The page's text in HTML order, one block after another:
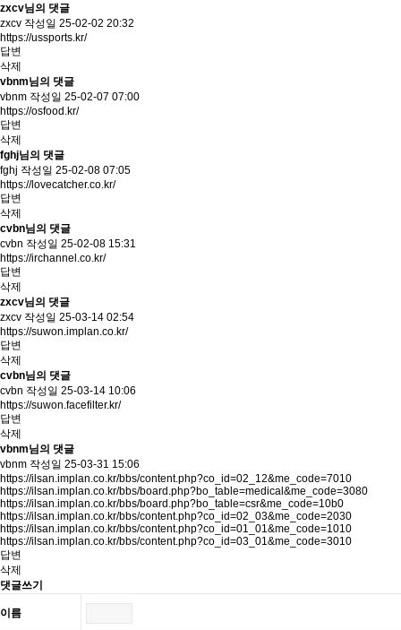
zxcv님의 댓글
zxcv 작성일 25-02-02 20:32
https://ussports.kr/
답변
삭제
vbnm님의 댓글
vbnm 작성일 25-02-07 07:00
https://osfood.kr/
답변
삭제
fghj님의 댓글
fghj 작성일 25-02-08 07:05
https://lovecatcher.co.kr/
답변
삭제
cvbn님의 댓글
cvbn 작성일 25-02-08 15:31
https://irchannel.co.kr/
답변
삭제
zxcv님의 댓글
zxcv 작성일 25-03-14 02:54
https://suwon.implan.co.kr/
답변
삭제
cvbn님의 댓글
cvbn 작성일 25-03-14 10:06
https://suwon.facefilter.kr/
답변
삭제
vbnm님의 댓글
vbnm 작성일 25-03-31 15:06
https://ilsan.implan.co.kr/bbs/content.php?co_id=02_12&me_code=7010
https://ilsan.implan.co.kr/bbs/board.php?bo_table=medical&me_code=3080
https://ilsan.implan.co.kr/bbs/board.php?bo_table=csr&me_code=10b0
https://ilsan.implan.co.kr/bbs/content.php?co_id=02_03&me_code=2030
https://ilsan.implan.co.kr/bbs/content.php?co_id=01_01&me_code=1010
https://ilsan.implan.co.kr/bbs/content.php?co_id=03_01&me_code=3010
답변
삭제
댓글쓰기
이름